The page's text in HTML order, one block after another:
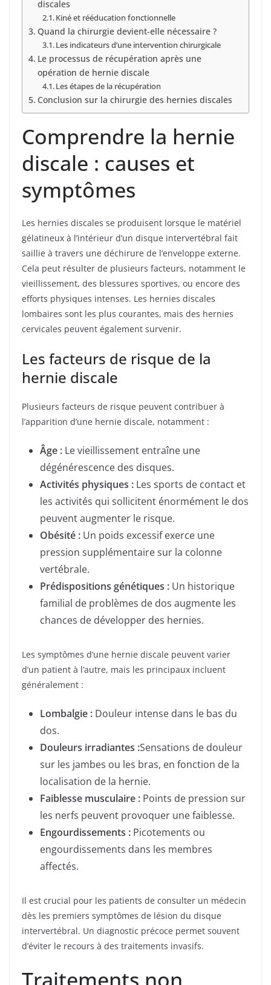
discales
Kiné et rééducation fonctionnelle
Quand la chirurgie devient-elle nécessaire ?
Les indicateurs d’une intervention chirurgicale
Le processus de récupération après une
opération de hernie discale
Les étapes de la récupération
Conclusion sur la chirurgie des hernies discales
Comprendre la hernie
discale : causes et
symptômes
Les hernies discales se produisent lorsque le matériel
gélatineux à l’intérieur d’un disque intervertébral fait
saillie à travers une déchirure de l’enveloppe externe.
Cela peut résulter de plusieurs facteurs, notamment le
vieillissement, des blessures sportives, ou encore des
efforts physiques intenses. Les hernies discales
lombaires sont les plus courantes, mais des hernies
cervicales peuvent également survenir.
Les facteurs de risque de la
hernie discale
Plusieurs facteurs de risque peuvent contribuer à
l’apparition d’une hernie discale, notamment :
Âge : Le vieillissement entraîne une
dégénérescence des disques.
Activités physiques : Les sports de contact et
les activités qui sollicitent énormément le dos
peuvent augmenter le risque.
Obésité : Un poids excessif exerce une
pression supplémentaire sur la colonne
vertébrale.
Prédispositions génétiques : Un historique
familial de problèmes de dos augmente les
chances de développer des hernies.
Les symptômes d’une hernie discale peuvent varier
d’un patient à l’autre, mais les principaux incluent
généralement :
Lombalgie : Douleur intense dans le bas du
dos.
Douleurs irradiantes :Sensations de douleur
sur les jambes ou les bras, en fonction de la
localisation de la hernie.
Faiblesse musculaire : Points de pression sur
les nerfs peuvent provoquer une faiblesse.
Engourdissements : Picotements ou
engourdissements dans les membres
affectés.
Il est crucial pour les patients de consulter un médecin
dès les premiers symptômes de lésion du disque
intervertébral. Un diagnostic précoce permet souvent
d’éviter le recours à des traitements invasifs.
Traitements non